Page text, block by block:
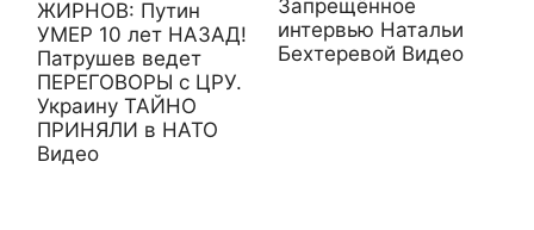
ЖИРНОВ: Путин
УМЕР 10 лет НАЗАД!
Патрушев ведет
ПЕРЕГОВОРЫ с ЦРУ.
Украину ТАЙНО
ПРИНЯЛИ в НАТО
Видео
Запрещённое
интервью Натальи
Бехтеревой Видео